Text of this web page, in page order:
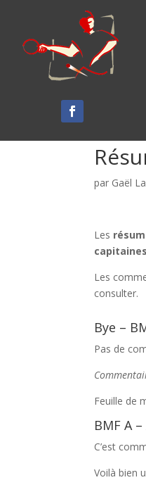
par Gaël
Les
Les
consulter.
Bye –
Pas de
Feuille de
BMF A
C’est
Voilà bien